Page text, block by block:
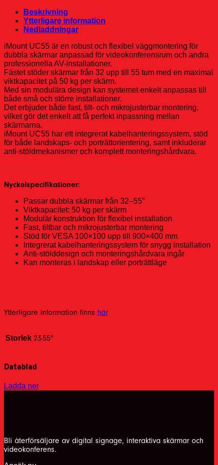
Beskrivning
Ytterligare information
Nedladdningar
iMount UC55 är en robust och flexibel väggmontering för
dubbla skärmar anpassad för videokonferensrum och andra
professionella AV-installationer.
Fästet stöder skärmar från 32 upp till 55 tum med en maximal
viktkapacitet på 50 kg per skärm.
Med sin modulära design kan systemet enkelt anpassas till
både små och större installationer.
Det erbjuder både fast, tilt- och mikrojusterbar montering,
vilket gör det enkelt att få perfekt inpassning mellan
skärmarna.
iMount UC55 har ett integrerat kabelhanteringssystem, stöd
för både landskaps- och porträttorientering, samt inkluderar
anti-stöldmekanismer och komplett monteringshårdvara.
Nyckelspecifikationer:
Passar dubbla skärmar från 32–55”
Viktkapacitet: 50 kg per skärm
Modulär konstruktion för flexibel installation
Fast, tiltbar och mikrojusterbar montering
Stöd för VESA 100×100 upp till 900×400 mm
Integrerat kabelhanteringssystem för snygg installation
Anti-stölddesign och monteringshårdvara ingår
Kan monteras i landskap eller porträttläge
Ytterligare information finns här
Storlek 23-55"
Datablad
Ladda ner
Bli återförsäljare av digital signage, interaktiva skärmar och
videokonferens.